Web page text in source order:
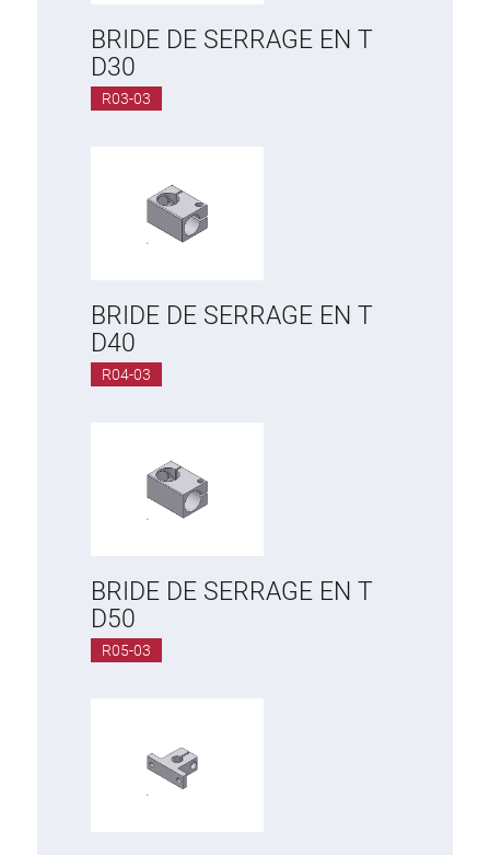
BRIDE DE SERRAGE EN T
D30
R03-03
BRIDE DE SERRAGE EN T
D40
R04-03
BRIDE DE SERRAGE EN T
D50
R05-03